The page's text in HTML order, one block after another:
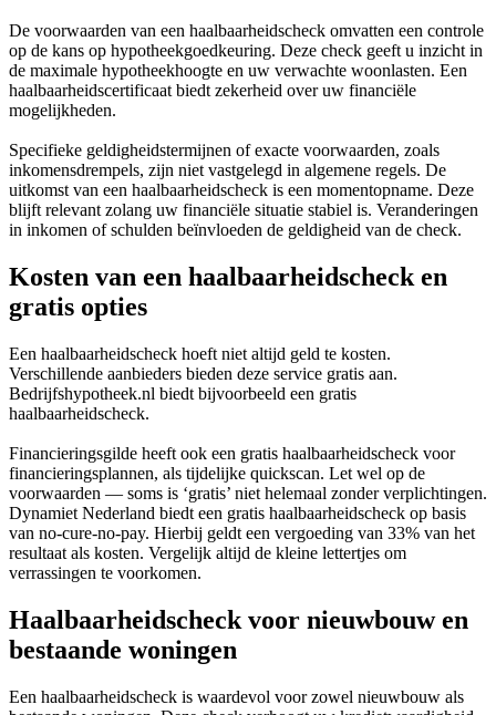
De voorwaarden van een haalbaarheidscheck omvatten een controle
op de kans op hypotheekgoedkeuring. Deze check geeft u inzicht in
de maximale hypotheekhoogte en uw verwachte woonlasten. Een
haalbaarheidscertificaat biedt zekerheid over uw financiële
mogelijkheden.
Specifieke geldigheidstermijnen of exacte voorwaarden, zoals
inkomensdrempels, zijn niet vastgelegd in algemene regels. De
uitkomst van een haalbaarheidscheck is een momentopname. Deze
blijft relevant zolang uw financiële situatie stabiel is. Veranderingen
in inkomen of schulden beïnvloeden de geldigheid van de check.
Kosten van een haalbaarheidscheck en
gratis opties
Een haalbaarheidscheck hoeft niet altijd geld te kosten.
Verschillende aanbieders bieden deze service gratis aan.
Bedrijfshypotheek.nl biedt bijvoorbeeld een gratis
haalbaarheidscheck.
Financieringsgilde heeft ook een gratis haalbaarheidscheck voor
financieringsplannen, als tijdelijke quickscan. Let wel op de
voorwaarden — soms is ‘gratis’ niet helemaal zonder verplichtingen.
Dynamiet Nederland biedt een gratis haalbaarheidscheck op basis
van no-cure-no-pay. Hierbij geldt een vergoeding van 33% van het
resultaat als kosten. Vergelijk altijd de kleine lettertjes om
verrassingen te voorkomen.
Haalbaarheidscheck voor nieuwbouw en
bestaande woningen
Een haalbaarheidscheck is waardevol voor zowel nieuwbouw als